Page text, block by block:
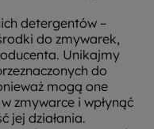
detergentów –
do zmywarek,
Unikajmy
do
mogą one
zmywarce i wpłynąć
jej działania.